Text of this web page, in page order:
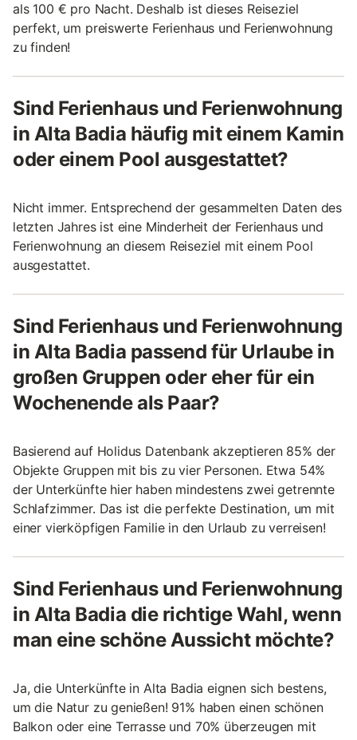
als 100 € pro Nacht. Deshalb ist dieses Reiseziel
perfekt, um preiswerte Ferienhaus und Ferienwohnung
zu finden!
Sind Ferienhaus und Ferienwohnung
in Alta Badia häufig mit einem Kamin
oder einem Pool ausgestattet?
Nicht immer. Entsprechend der gesammelten Daten des
letzten Jahres ist eine Minderheit der Ferienhaus und
Ferienwohnung an diesem Reiseziel mit einem Pool
ausgestattet.
Sind Ferienhaus und Ferienwohnung
in Alta Badia passend für Urlaube in
großen Gruppen oder eher für ein
Wochenende als Paar?
Basierend auf Holidus Datenbank akzeptieren 85% der
Objekte Gruppen mit bis zu vier Personen. Etwa 54%
der Unterkünfte hier haben mindestens zwei getrennte
Schlafzimmer. Das ist die perfekte Destination, um mit
einer vierköpfigen Familie in den Urlaub zu verreisen!
Sind Ferienhaus und Ferienwohnung
in Alta Badia die richtige Wahl, wenn
man eine schöne Aussicht möchte?
Ja, die Unterkünfte in Alta Badia eignen sich bestens,
um die Natur zu genießen! 91% haben einen schönen
Balkon oder eine Terrasse und 70% überzeugen mit